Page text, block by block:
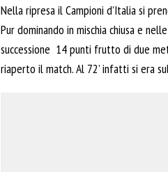
Nella ripresa il Campioni d’Italia si
Pur dominando in mischia chiusa e
successione 14 punti frutto di due
riaperto il match. Al 72’ infatti si era